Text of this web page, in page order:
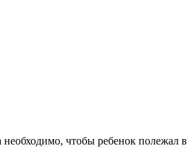
необходимо, чтобы ребенок полежал в